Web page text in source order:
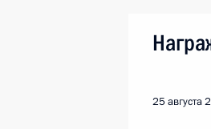
25 августа